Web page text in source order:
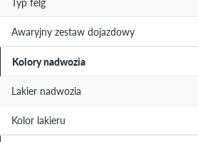
Awaryjny zestaw dojazdowy
Kolory nadwozia
Lakier nadwozia
Kolor lakieru